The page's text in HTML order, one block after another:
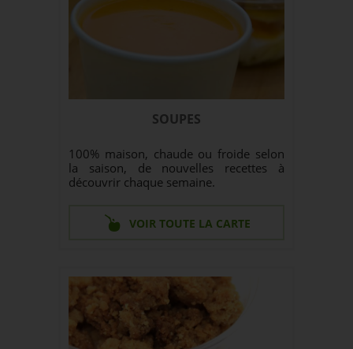
SOUPES
100% maison, chaude ou froide selon
la saison, de nouvelles recettes à
découvrir chaque semaine.
VOIR TOUTE LA CARTE